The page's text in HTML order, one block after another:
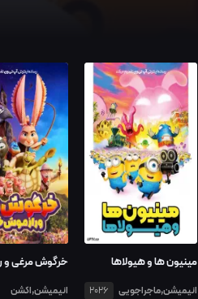
مینیون ها و هیولاها
انیمیشن,ماجراجویی 2026
خرگوش مرغی و
خرما
انیمیشن,اکشن